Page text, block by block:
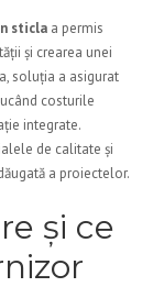
sticla a permis
și crearea unei
soluția a asigurat
costurile
integrate.
de calitate și
a proiectelor.
și ce